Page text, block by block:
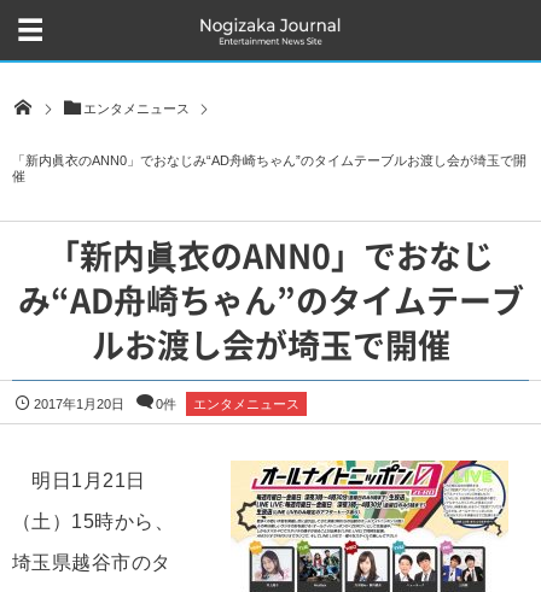
エンタメニュース
「新内眞衣のANN0」でおなじみ“AD舟崎ちゃん”のタイムテーブルお渡し会が埼玉で開
催
「新内眞衣のANN0」でおなじ
み“AD舟崎ちゃん”のタイムテーブ
ルお渡し会が埼玉で開催
2017年1月20日 0件 エンタメニュース
明日1月21日
（土）15時から、
埼玉県越谷市のタ